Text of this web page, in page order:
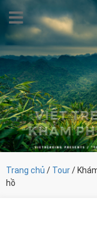
Trang chủ / Tour/
hồ